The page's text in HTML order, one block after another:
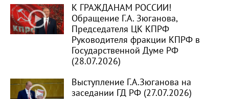
К ГРАЖДАНАМ РОССИИ!
Обращение Г.А. Зюганова,
Председателя ЦК КПРФ
Руководителя фракции КПРФ в
Государственной Думе РФ
(28.07.2026)
Выступление Г.А.Зюганова на
заседании ГД РФ (27.07.2026)